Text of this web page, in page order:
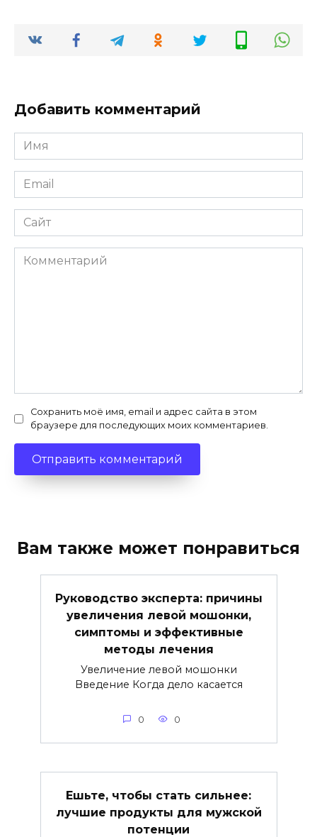
Добавить комментарий
Имя
*
Email
*
Сайт
Комментарий
Сохранить моё имя, email и адрес сайта в этом
браузере для последующих моих комментариев.
Вам также может понравиться
Руководство эксперта: причины
увеличения левой мошонки,
симптомы и эффективные
методы лечения
Увеличение левой мошонки
Введение Когда дело касается
0 0
Ешьте, чтобы стать сильнее:
лучшие продукты для мужской
потенции